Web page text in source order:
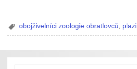
obojživelníci zoologie obratlovců plazi